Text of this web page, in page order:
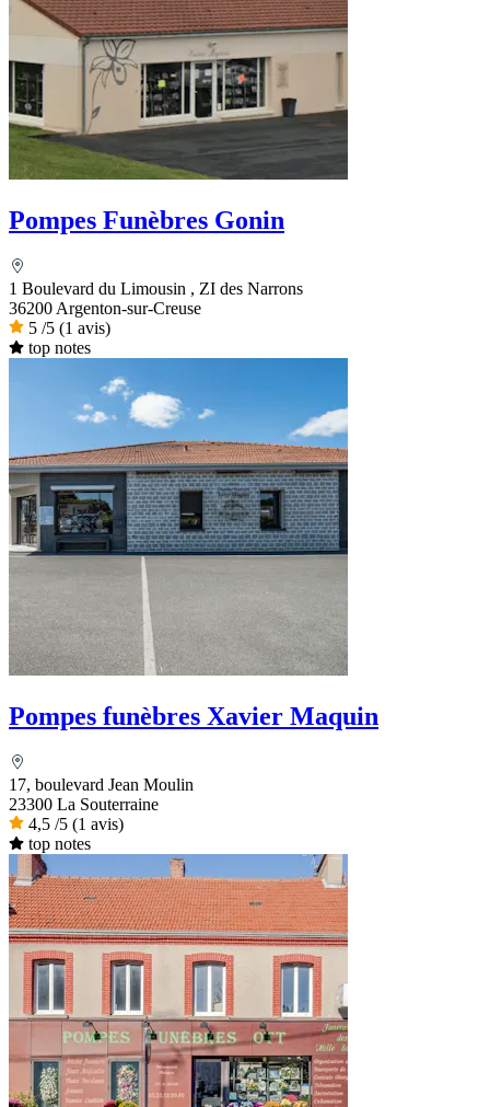
Pompes Funèbres Gonin
1 Boulevard du Limousin , ZI des Narrons
36200 Argenton-sur-Creuse
5 /5 (1 avis)
top notes
Pompes funèbres Xavier Maquin
17, boulevard Jean Moulin
23300 La Souterraine
4,5 /5 (1 avis)
top notes